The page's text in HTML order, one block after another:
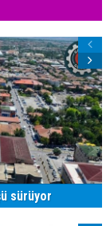
sürüyor